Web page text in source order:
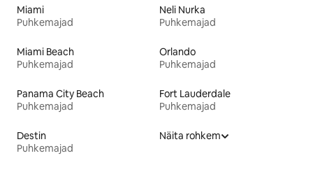
Miami
Puhkemajad
Neli Nurka
Puhkemajad
Miami Beach
Puhkemajad
Orlando
Puhkemajad
Panama City Beach
Puhkemajad
Fort Lauderdale
Puhkemajad
Destin
Puhkemajad
Näita rohkem